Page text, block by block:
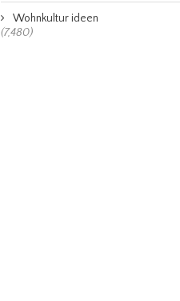
Wohnkultur ideen
(7,480)